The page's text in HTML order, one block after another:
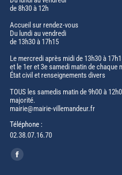
de 8h30 à 12h
Accueil sur rendez-vous
Du lundi au vendredi
de 13h30 à 17h15
Le mercredi après midi de 13h30 à
et le 1er et 3e samedi matin de chaque
État civil et renseignements divers
TOUS les samedis matin de 9h00 à
majorité.
mairie@mairie-villemandeur.fr
Téléphone :
02.38.07.16.70
Trouvez nous sur :
Facebook